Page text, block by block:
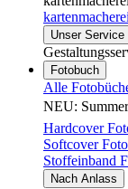
Unser Service
Fotobuch
Alle
NEU:
Hardcover
Softcover
Stoffeinband
Nach Anlass